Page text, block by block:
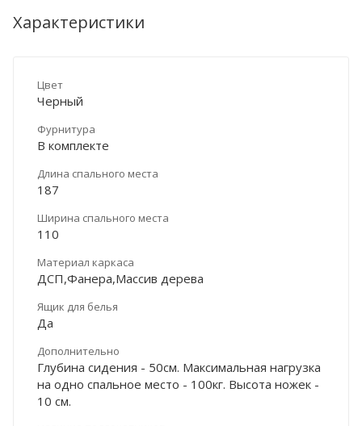
Характеристики
Цвет
Черный
Фурнитура
В комплекте
Длина спального места
187
Ширина спального места
110
Материал каркаса
ДСП,Фанера,Массив дерева
Ящик для белья
Да
Дополнительно
Глубина сидения - 50см. Максимальная нагрузка
на одно спальное место - 100кг. Высота ножек -
10 см.